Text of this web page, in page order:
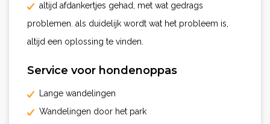
altijd afdankertjes gehad, met wat gedrags
problemen. als duidelijk wordt wat het probleem is,
altijd een oplossing te vinden.
Service voor hondenoppas
Lange wandelingen
Wandelingen door het park